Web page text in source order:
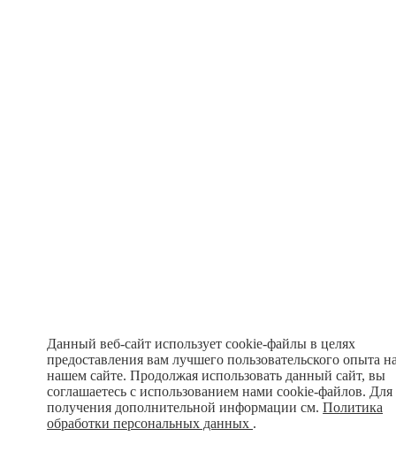
Данный веб-сайт использует cookie-файлы в целях
предоставления вам лучшего пользовательского опыта
нашем сайте. Продолжая использовать данный сайт, вы
соглашаетесь с использованием нами cookie-файлов. Для
получения дополнительной информации см.Политика
обработки персональных данных .